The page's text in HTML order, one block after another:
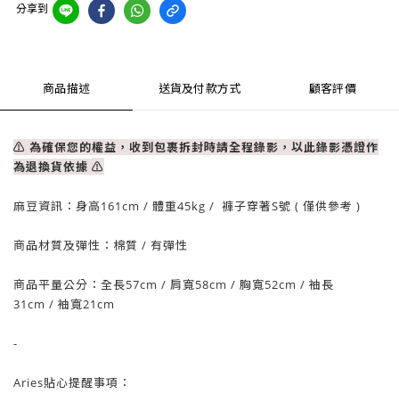
分享到
商品描述 送貨及付款方式 顧客評價
⚠ 為確保您的權益，收到包裹拆封時請全程錄影，以此錄影憑證作
為退換貨依據 ⚠
麻豆資訊： 身高161cm / 體重45kg / 褲子穿著S號 ( 僅供參考 )
商品材質及彈性：棉質 / 有彈性
商品平量公分：全長57cm / 肩寬58cm / 胸寬52cm / 袖長
31cm / 袖寬21cm
-
Aries貼心提醒事項：